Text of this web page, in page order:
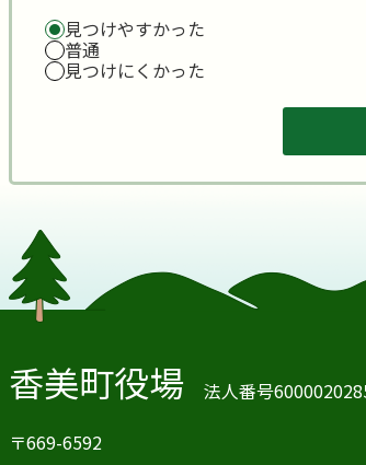
見つけやすかった
普通
見つけにくかった
香美町役場
法人番号
〒669-6592